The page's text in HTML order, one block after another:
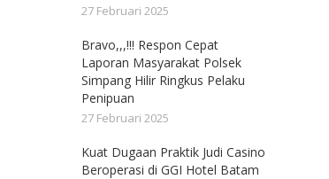
27 Februari 2025
Bravo,,,!!! Respon Cepat
Laporan Masyarakat Polsek
Simpang Hilir Ringkus Pelaku
Penipuan
27 Februari 2025
Kuat Dugaan Praktik Judi Casino
Beroperasi di GGI Hotel Batam